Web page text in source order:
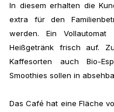
In diesem erhalten die
extra für den
werden. Ein
Heißgetränk frisch auf.
Kaffesorten auch Bio-
Smoothies sollen in
Das Café hat eine Fläche